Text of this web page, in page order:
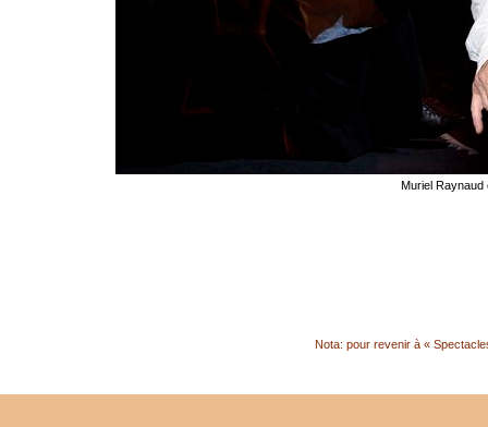
Muriel
Nota: pour revenir à «